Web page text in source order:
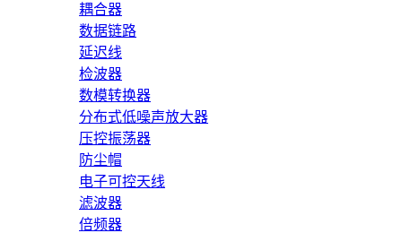
耦合器
数据链路
延迟线
检波器
数模转换器
分布式低噪声放大器
压控振荡器
防尘帽
电子可控天线
滤波器
倍频器